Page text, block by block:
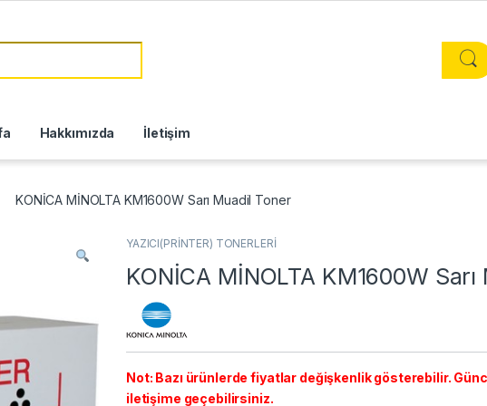
Hakkımızda İletişim
KONİCA MİNOLTA KM1600W Sarı Muadil Toner
YAZICI(PRİNTER) TONERLERİ
KONİCA MİNOLTA KM1600W
Not: Bazı ürünlerde fiyatlar değişkenlik gösterebilir.
iletişime geçebilirsiniz.